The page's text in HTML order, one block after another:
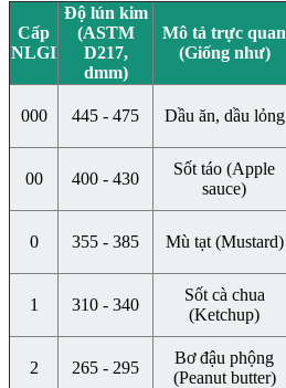
Cấp
NLGI
Độ lún kim
(ASTM
D217,
dmm)
Mô tả trực quan
(Giống như)
000 445 - 475 Dầu ăn, dầu lỏng
00 400 - 430
Sốt táo (Apple
sauce)
0 355 - 385 Mù tạt (Mustard)
1 310 - 340
Sốt cà chua
(Ketchup)
2 265 - 295
Bơ đậu phộng
(Peanut butter)